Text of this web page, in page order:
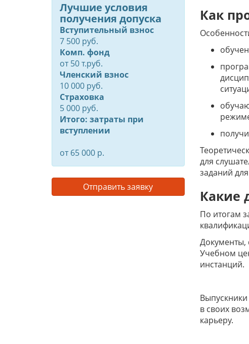
Как
для
заданий
Какие
По итогам
Документы,
Учебном
инстанций.
в своих
карьеру.
Лучшие условия
получения допуска
Вступительный взнос
7 500 руб.
Комп. фонд
от50т.руб.
Членский взнос
10 000 руб.
Страховка
5 000 руб.
Итого: затраты при
вступлении
от 65 000 р.
Отправить заявку